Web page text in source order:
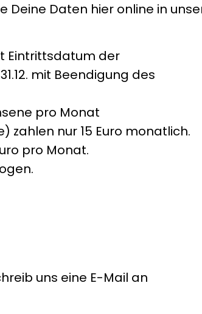
Deine Daten hier online in
Eintrittsdatum der
mit Beendigung des
pro Monat
zahlen nur 15 Euro monatlich.
pro Monat.
uns eine E-Mail an